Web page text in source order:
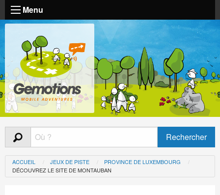
Menu
ACCUEIL JEUX DE PISTE
PROVINCE DE LUXEMBOURG
DÉCOUVREZ LE SITE DE MONTAUBAN